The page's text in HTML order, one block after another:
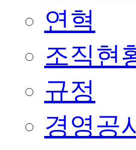
연혁
조직현
규정
경영공